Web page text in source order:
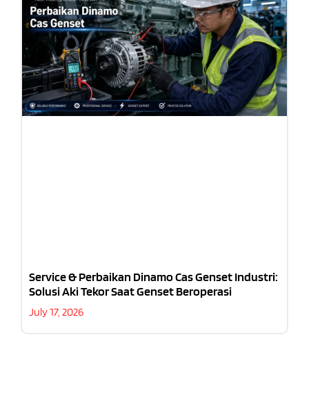
Service & Perbaikan Dinamo Cas Genset Industri:
Solusi Aki Tekor Saat Genset Beroperasi
July 17, 2026